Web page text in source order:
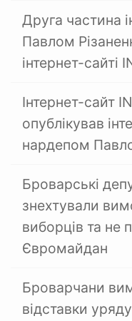
Друга частина
Павлом
інтернет-сайті
Інтернет-сайт
опублікував
нардепом
Броварські
знехтували
виборців та не
Євромайдан
Броварчани
відставки